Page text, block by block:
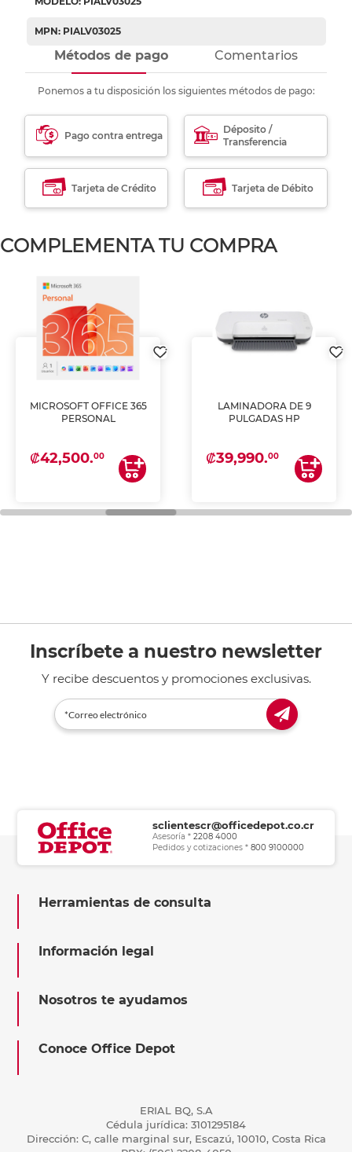
MPN: PIALV03025
Métodos de pago Comentarios
Ponemos a tu disposición los siguientes métodos de pago:
Pago contra entrega
Déposito /
Transferencia
Tarjeta de Crédito Tarjeta de Débito
COMPLEMENTA TU COMPRA
MICROSOFT OFFICE 365
PERSONAL
₡42,500.00
LAMINADORA DE 9
PULGADAS HP
₡39,990.00
Inscríbete a nuestro newsletter
Y recibe descuentos y promociones exclusivas.
sclientescr@officedepot.co.cr
Asesoría *2208 4000
Pedidos y cotizaciones *800 9100000
Herramientas de consulta
Información legal
Nosotros te ayudamos
Conoce Office Depot
ERIAL BQ, S.A
Cédula jurídica: 3101295184
Dirección: C, calle marginal sur, Escazú, 10010, Costa Rica